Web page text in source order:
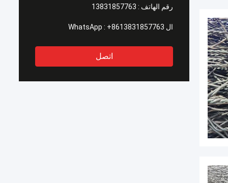
رقم الهاتف : 13831857763
ال WhatsApp : +8613831857763
اتصل